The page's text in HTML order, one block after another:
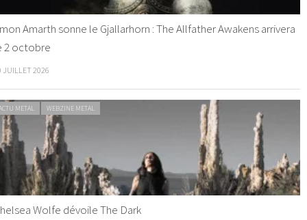
Amarth sonne le Gjallarhorn : The Allfather Awakens arrivera
2 octobre
JUILLET 2026
METAL WEBZINE METAL
Wolfe dévoile The Dark